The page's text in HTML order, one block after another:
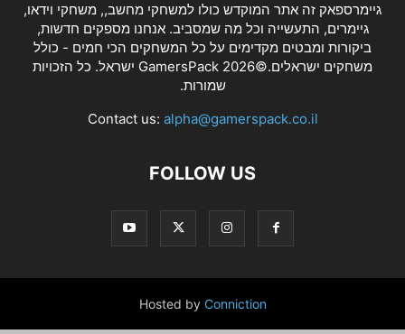
גיימרספאק זה אתר המוקדש כולו למשחקי מחשב,, משחקי וידאו,
גיימרים, התעשייה וכל מה שמסביב. אנחנו מספקים חדשות,
ביקורות ומבטים מקדימים על כל המשחקים הכי חמים - כולל
משחקים ישראלים.©2026 GamersPack ישראל. כל הזכויות
שמורות.
Contact us: alpha@gamerspack.co.il
FOLLOW US
Hosted by Conniction